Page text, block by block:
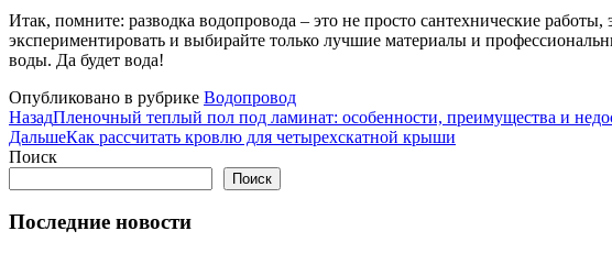
Итак, помните: разводка водопровода – это не просто сантехнические
экспериментировать и выбирайте только лучшие материалы и
воды. Да будет вода!
Опубликовано в рубрике Водопровод
НазадПленочный теплый пол под ламинат: особенности, преимущества и
ДальшеКак рассчитать кровлю для четырехскатной крыши
Поиск
Поиск
Последние новости